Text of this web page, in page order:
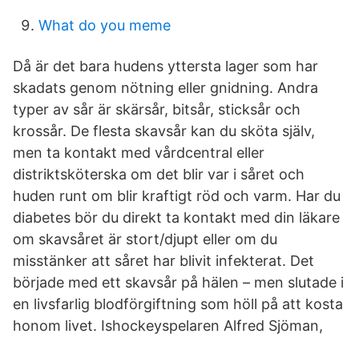
What do you meme
Då är det bara hudens yttersta lager som har
skadats genom nötning eller gnidning. Andra
typer av sår är skärsår, bitsår, sticksår och
krossår. De flesta skavsår kan du sköta själv,
men ta kontakt med vårdcentral eller
distriktsköterska om det blir var i såret och
huden runt om blir kraftigt röd och varm. Har du
diabetes bör du direkt ta kontakt med din läkare
om skavsåret är stort/djupt eller om du
misstänker att såret har blivit infekterat. Det
började med ett skavsår på hälen – men slutade i
en livsfarlig blodförgiftning som höll på att kosta
honom livet. Ishockeyspelaren Alfred Sjöman,